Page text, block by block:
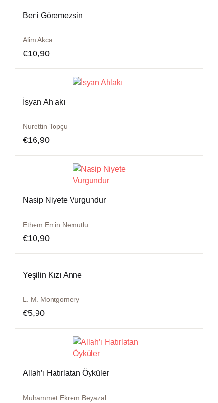
Beni Göremezsin
Alim Akca
€10,90
İsyan Ahlakı
Nurettin Topçu
€16,90
Nasip Niyete Vurgundur
Ethem Emin Nemutlu
€10,90
Yeşilin Kızı Anne
L. M. Montgomery
€5,90
Allah’ı Hatırlatan Öyküler
Muhammet Ekrem Beyazal